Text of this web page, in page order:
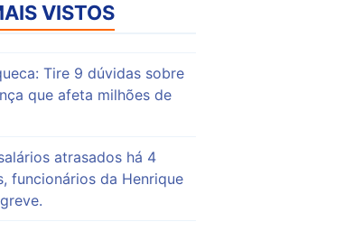
VISTOS
Tire 9 dúvidas sobre
que afeta milhões de
atrasados há 4
funcionários da Henrique